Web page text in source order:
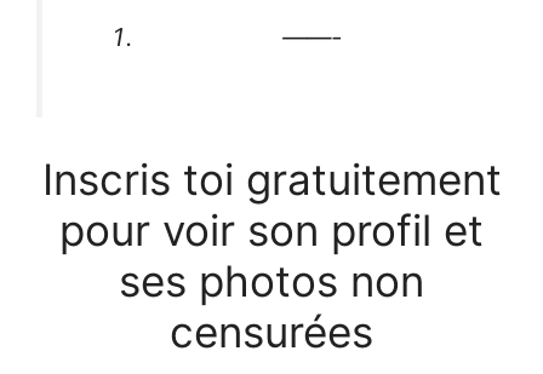
——-
Inscris toi gratuitement
pour voir son profil et
ses photos non
censurées